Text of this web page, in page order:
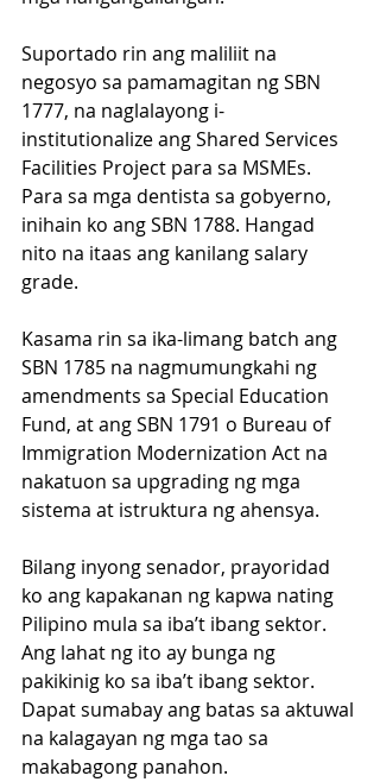
Suportado rin ang maliliit na
negosyo sa pamamagitan ng SBN
1777, na naglalayong i-
institutionalize ang Shared Services
Facilities Project para sa MSMEs.
Para sa mga dentista sa gobyerno,
inihain ko ang SBN 1788. Hangad
nito na itaas ang kanilang salary
grade.
Kasama rin sa ika-limang batch ang
SBN 1785 na nagmumungkahi ng
amendments sa Special Education
Fund, at ang SBN 1791 o Bureau of
Immigration Modernization Act na
nakatuon sa upgrading ng mga
sistema at istruktura ng ahensya.
Bilang inyong senador, prayoridad
ko ang kapakanan ng kapwa nating
Pilipino mula sa iba’t ibang sektor.
Ang lahat ng ito ay bunga ng
pakikinig ko sa iba’t ibang sektor.
Dapat sumabay ang batas sa aktuwal
na kalagayan ng mga tao sa
makabagong panahon.